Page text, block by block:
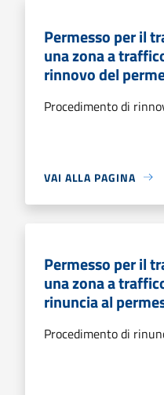
Permesso per il
una zona a
rinnovo del
Procedimento di
VAI ALLA PAGINA
Permesso per il
una zona a
rinuncia al
Procedimento di